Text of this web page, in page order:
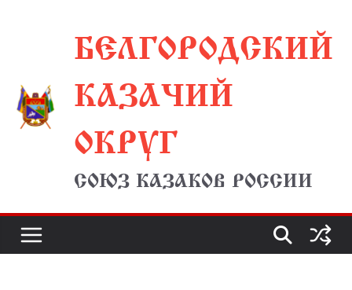
содержимомуБЕЛГОРОДСКИЙ
КАЗАЧИЙ
ОКРУГ
СОЮЗ КАЗАКОВ РОССИИ